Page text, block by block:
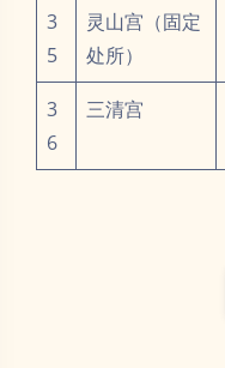
3
5
灵山宫（固定
处所）
3
6
三清宫